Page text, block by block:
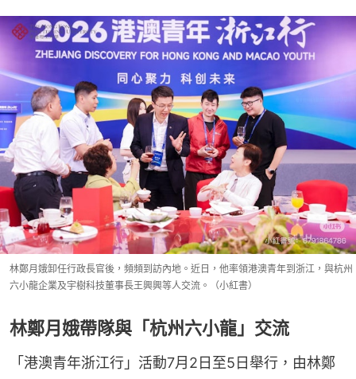
林鄭月娥卸任行政長官後，頻頻到訪內地。近日，他率領港澳青年到浙江，與杭州
六小龍企業及宇樹科技董事長王興興等人交流。（小紅書）
林鄭月娥帶隊與「杭州六小龍」交流
「港澳青年浙江行」活動7月2日至5日舉行，由林鄭